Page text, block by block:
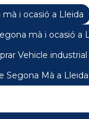
i ocasió a Lleida
mà i ocasió a
Vehicle
Segona Mà a